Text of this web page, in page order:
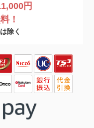
円
！
除く